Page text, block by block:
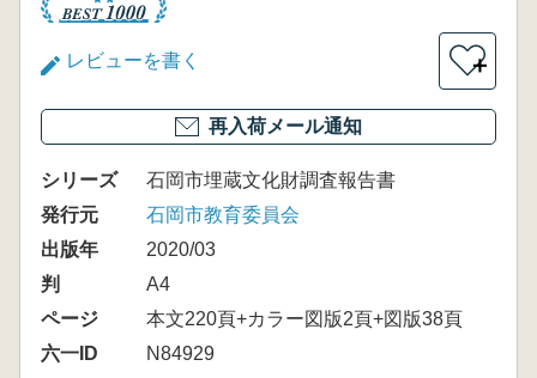
レビューを書く ＋
再入荷メール通知
シリーズ
石岡市埋蔵文化財調査報告書
発行元
石岡市教育委員会
出版年
2020/03
判
A4
ページ
本文220頁+カラー図版2頁+図版38頁
六一ID
N84929